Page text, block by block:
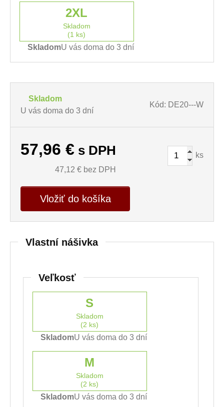
2XL
Skladom
(1 ks)
SkladomU vás doma do 3 dní
Skladom
U vás doma do 3 dní
Kód: DE20---W
57,96 € s DPH
47,12 € bez DPH
ks
Vložiť do košíka
Vlastní nášivka
Veľkosť
S
Skladom
(2 ks)
SkladomU vás doma do 3 dní
M
Skladom
(2 ks)
SkladomU vás doma do 3 dní